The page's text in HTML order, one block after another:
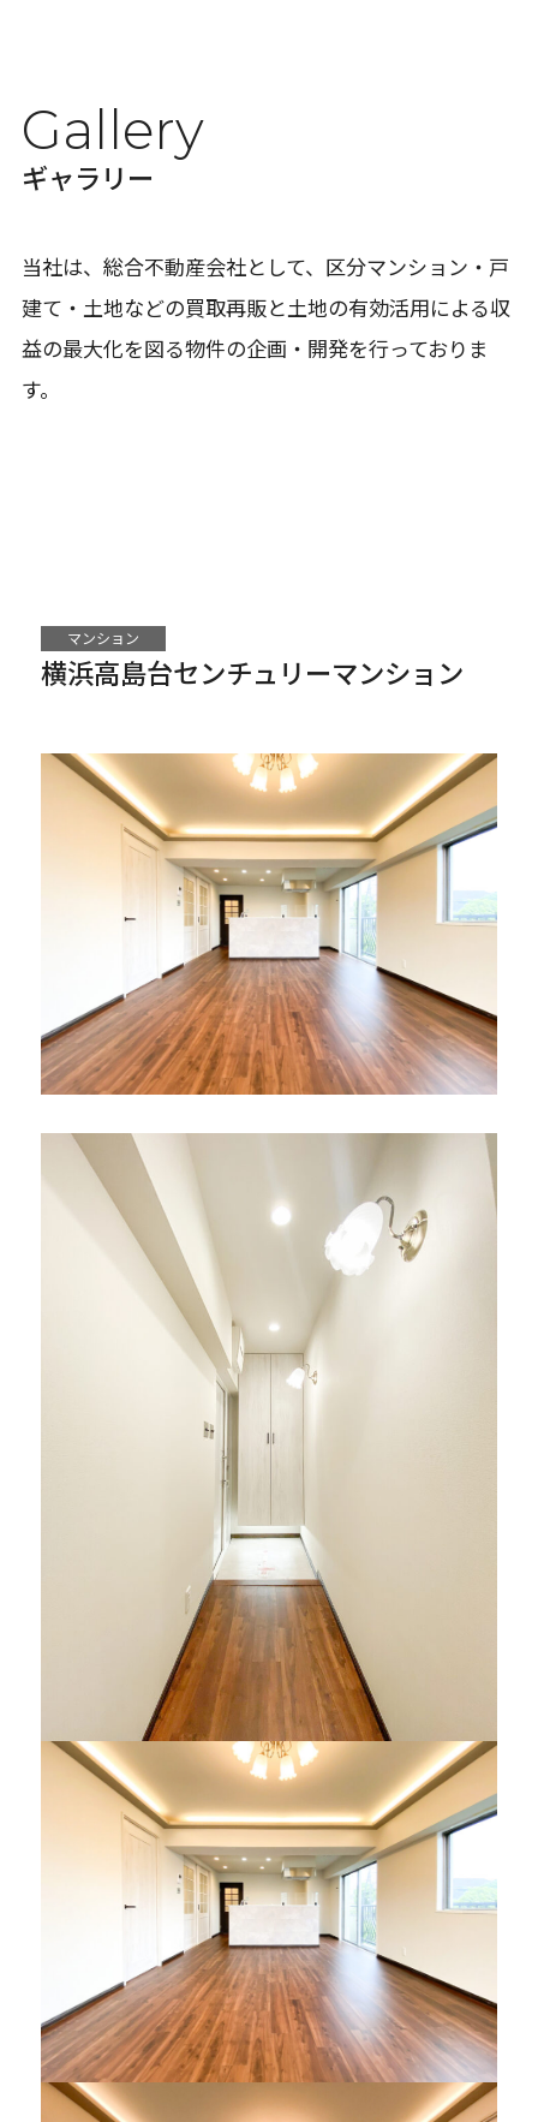
Gallery
ギャラリー
当社は、総合不動産会社として、区分マンション・戸
建て・土地などの買取再販と土地の有効活用による収
益の最大化を図る物件の企画・開発を行っておりま
す。
マンション
横浜高島台センチュリーマンション